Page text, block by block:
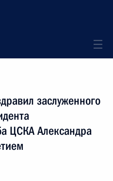
заслуженного
ЦСКА Александра